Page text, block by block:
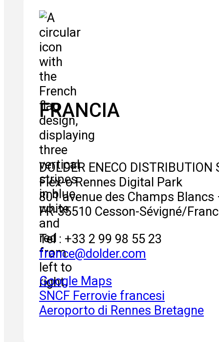
FRANCIA
DOLDER ENECO DISTRIBUTION
Flex-o Rennes Digital Park
801 avenue des Champs
FR-35510 Cesson-Sévigné/
Tel : +33 2 99 98 55 23
france@dolder.com
Google Maps
SNCF Ferrovie francesi
Aeroporto di Rennes Bretagne